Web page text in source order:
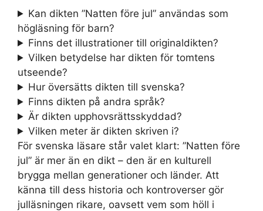
Kan dikten ”Natten före jul” användas som
högläsning för barn?
Finns det illustrationer till originaldikten?
Vilken betydelse har dikten för tomtens
utseende?
Hur översätts dikten till svenska?
Finns dikten på andra språk?
Är dikten upphovsrättsskyddad?
Vilken meter är dikten skriven i?
För svenska läsare står valet klart: ”Natten före
jul” är mer än en dikt – den är en kulturell
brygga mellan generationer och länder. Att
känna till dess historia och kontroverser gör
julläsningen rikare, oavsett vem som höll i